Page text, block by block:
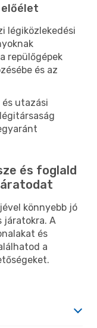
légiközlekedési
repülőgépek
és az
utazási
és foglald
könnyebb jó
járatokra. A
és
a